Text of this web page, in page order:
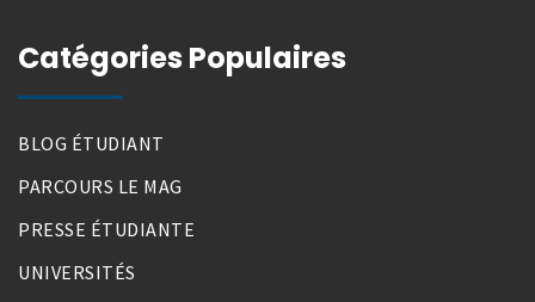
Catégories Populaires
BLOG ÉTUDIANT
PARCOURS LE MAG
PRESSE ÉTUDIANTE
UNIVERSITÉS